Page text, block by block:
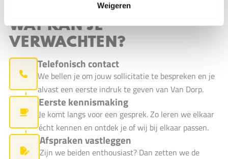
Weigeren
SOLLICITATIEPROCEDURE
WAT KAN JE
VERWACHTEN?
Telefonisch contact
We bellen je om jouw sollicitatie te bespreken en je
alvast een eerste indruk te geven van Van Dorp.
Eerste kennismaking
Je komt langs voor een gesprek. Zo leren we elkaar
écht kennen en ontdek je of wij bij elkaar passen.
Afspraken vastleggen
Zijn we beiden enthousiast? Dan zetten we de